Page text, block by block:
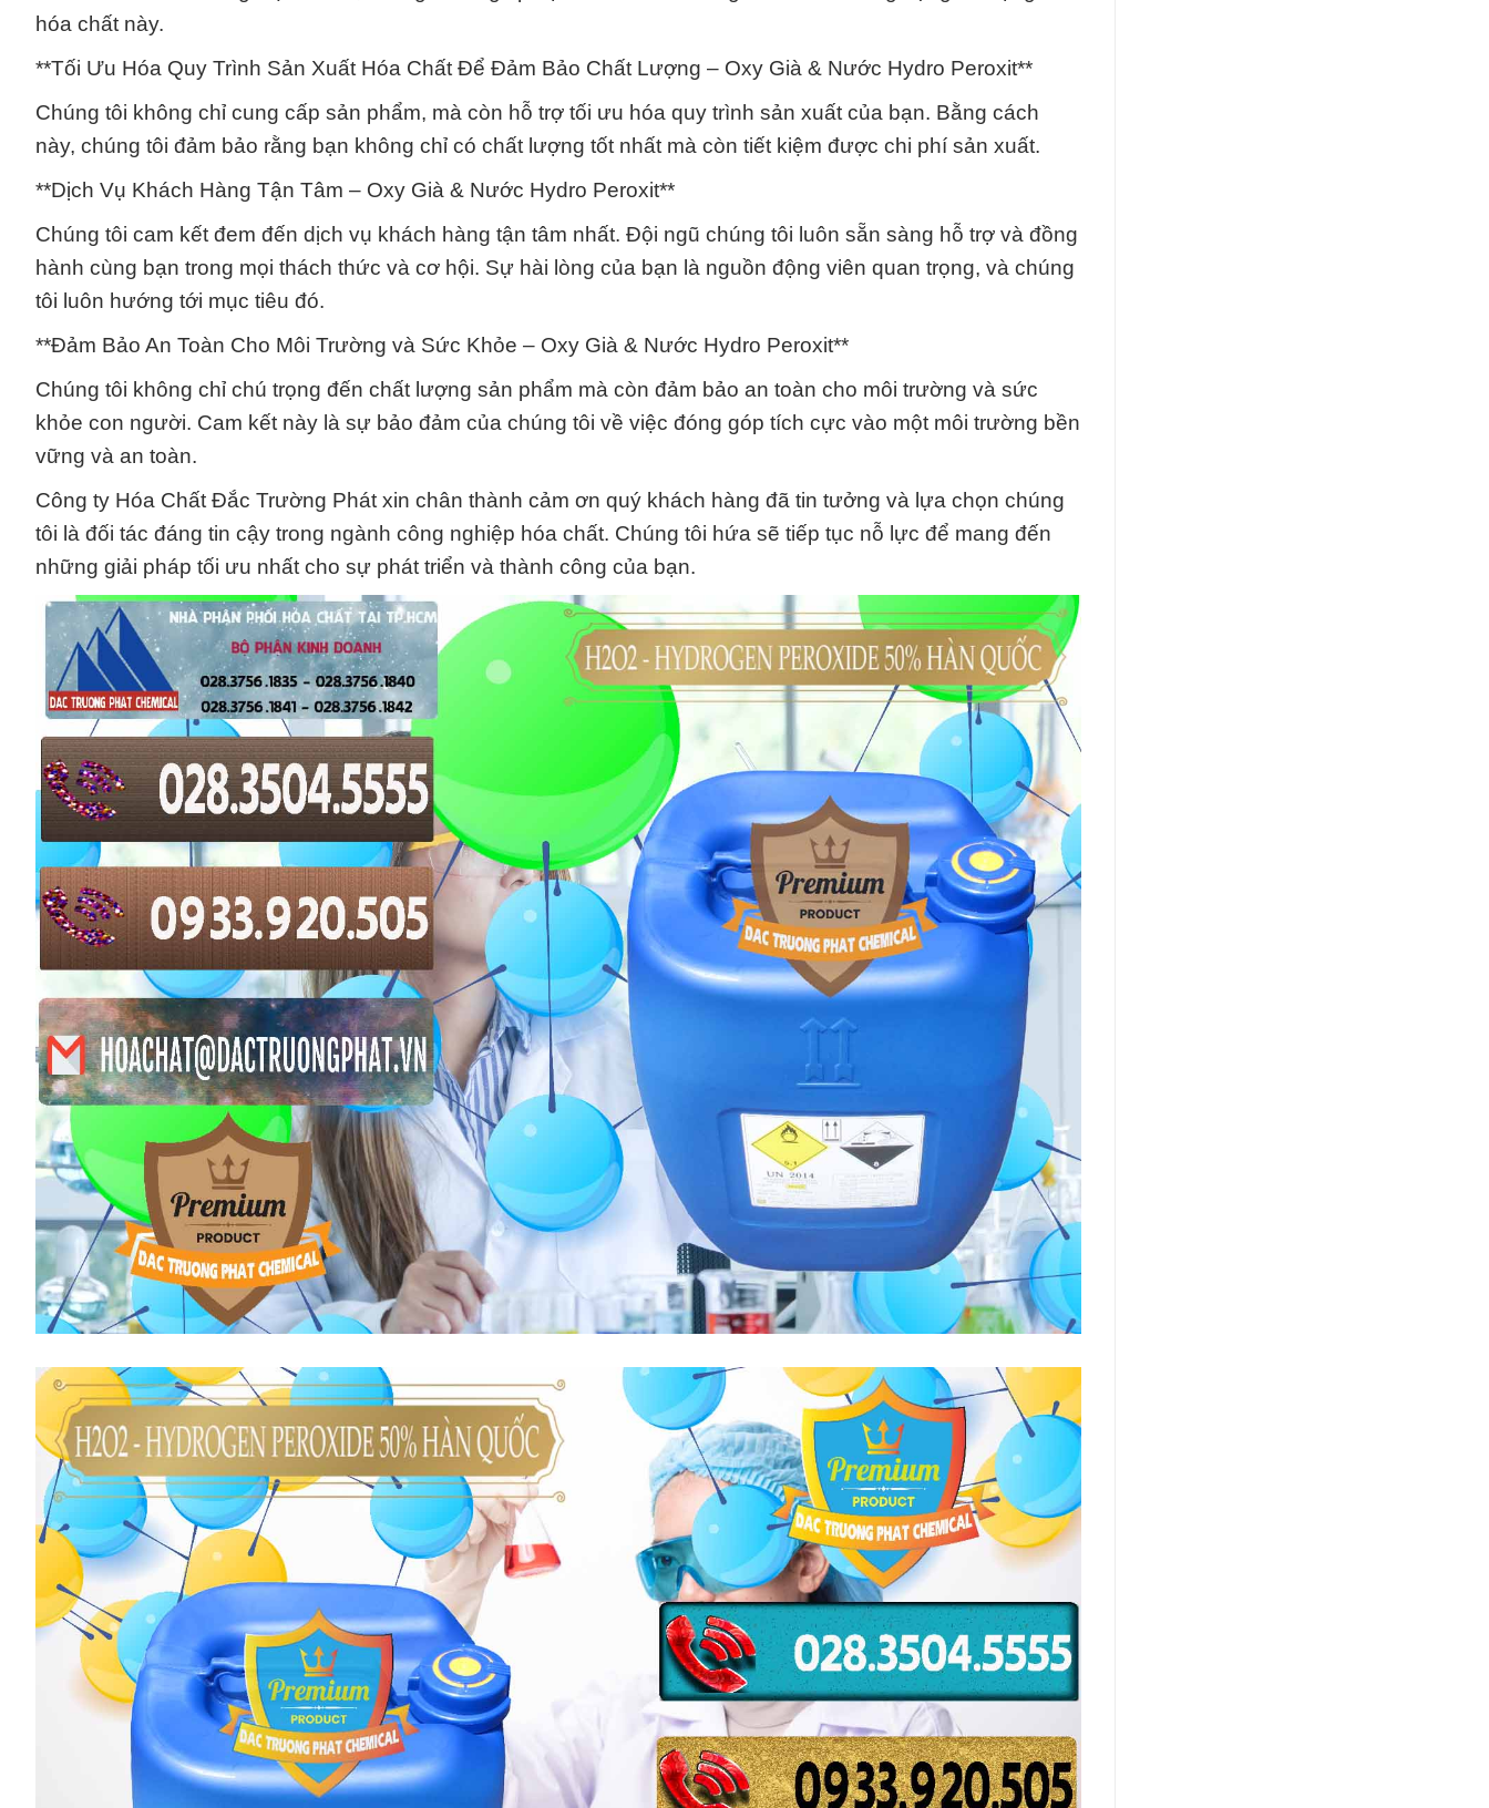
hóa chất này.
**Tối Ưu Hóa Quy Trình Sản Xuất Hóa Chất Để Đảm Bảo Chất Lượng – Oxy Già & Nước Hydro Peroxit**
Chúng tôi không chỉ cung cấp sản phẩm, mà còn hỗ trợ tối ưu hóa quy trình sản xuất của bạn. Bằng cách
này, chúng tôi đảm bảo rằng bạn không chỉ có chất lượng tốt nhất mà còn tiết kiệm được chi phí sản xuất.
**Dịch Vụ Khách Hàng Tận Tâm – Oxy Già & Nước Hydro Peroxit**
Chúng tôi cam kết đem đến dịch vụ khách hàng tận tâm nhất. Đội ngũ chúng tôi luôn sẵn sàng hỗ trợ và đồng
hành cùng bạn trong mọi thách thức và cơ hội. Sự hài lòng của bạn là nguồn động viên quan trọng, và chúng
tôi luôn hướng tới mục tiêu đó.
**Đảm Bảo An Toàn Cho Môi Trường và Sức Khỏe – Oxy Già & Nước Hydro Peroxit**
Chúng tôi không chỉ chú trọng đến chất lượng sản phẩm mà còn đảm bảo an toàn cho môi trường và sức
khỏe con người. Cam kết này là sự bảo đảm của chúng tôi về việc đóng góp tích cực vào một môi trường bền
vững và an toàn.
Công ty Hóa Chất Đắc Trường Phát xin chân thành cảm ơn quý khách hàng đã tin tưởng và lựa chọn chúng
tôi là đối tác đáng tin cậy trong ngành công nghiệp hóa chất. Chúng tôi hứa sẽ tiếp tục nỗ lực để mang đến
những giải pháp tối ưu nhất cho sự phát triển và thành công của bạn.